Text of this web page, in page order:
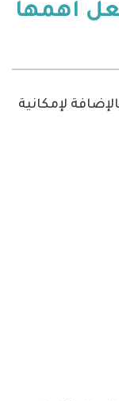
أهمها
لإمكانية